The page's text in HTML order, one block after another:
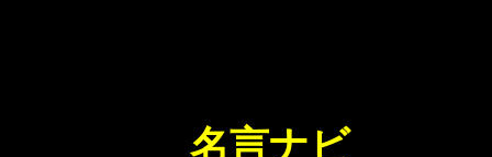
名言ナビ